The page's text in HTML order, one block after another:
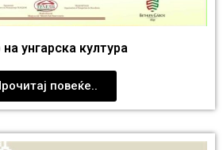
унгарска култура
повеќе..